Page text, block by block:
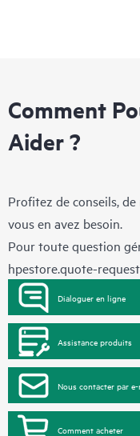
Comment
Aider ?
Profitez de conseils,
vous en avez besoin.
Pour toute question
hpestore.quote-
Dialoguer en ligne
Assistance produits
Nous contacter par
Comment acheter